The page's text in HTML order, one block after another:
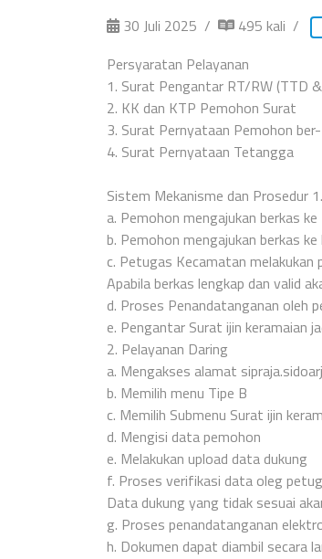
30 Juli 2025
495 kali
Persyaratan Pelayanan
1. Surat Pengantar RT/RW (TTD
2. KK dan KTP Pemohon Surat
3. Surat Pernyataan Pemohon
4. Surat Pernyataan Tetangga
Sistem Mekanisme dan Prosedur
a. Pemohon mengajukan berkas
b. Pemohon mengajukan berkas
c. Petugas Kecamatan
Apabila berkas lengkap dan valid
d. Proses Penandatanganan oleh
e. Pengantar Surat ijin keramaian
2. Pelayanan Daring
a. Mengakses alamat
b. Memilih menu Tipe B
c. Memilih Submenu Surat ijin
d. Mengisi data pemohon
e. Melakukan upload data dukung
f. Proses verifikasi data oleg
Data dukung yang tidak sesuai
g. Proses penandatanganan
h. Dokumen dapat diambil secara